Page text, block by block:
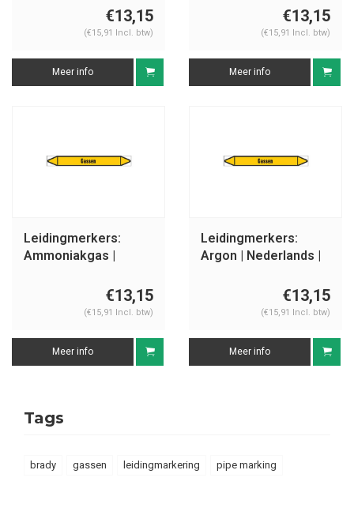
€13,15
(€15,91 Incl. btw)
Meer info
€13,15
(€15,91 Incl. btw)
Meer info
Leidingmerkers:
Ammoniakgas |
€13,15
(€15,91 Incl. btw)
Meer info
Leidingmerkers:
Argon | Nederlands |
€13,15
(€15,91 Incl. btw)
Meer info
Tags
brady gassen leidingmarkering pipe marking